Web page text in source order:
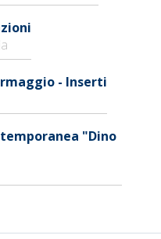
- Inserti
"Dino